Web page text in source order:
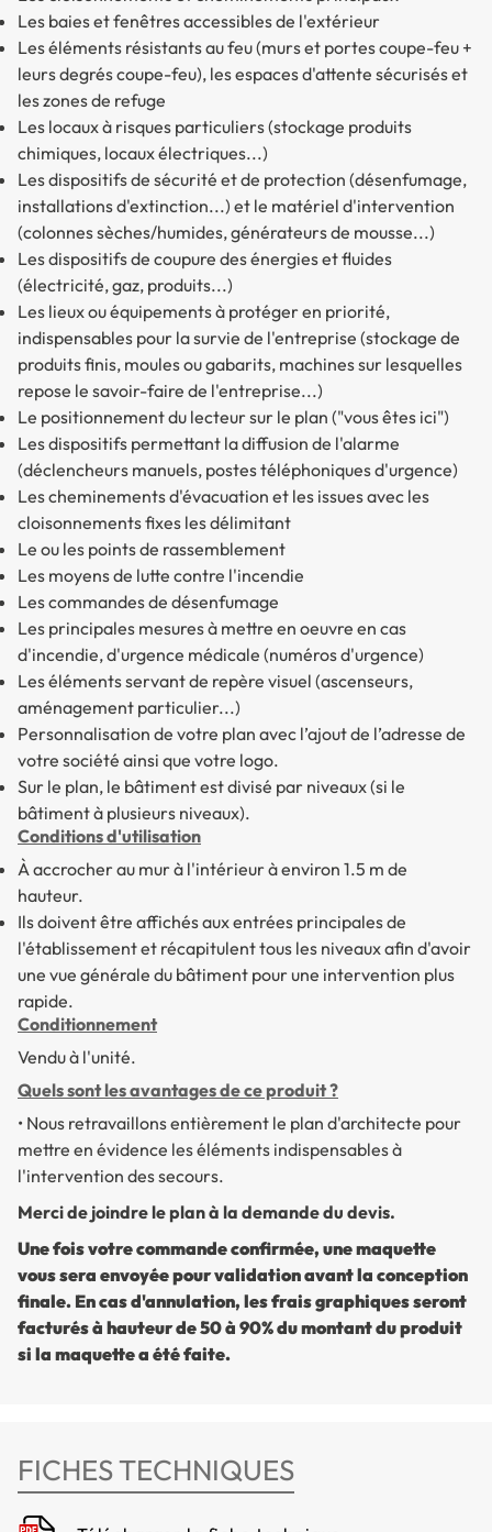
Les baies et fenêtres accessibles de l'extérieur
Les éléments résistants au feu (murs et portes coupe-feu +
leurs degrés coupe-feu), les espaces d'attente sécurisés et
les zones de refuge
Les locaux à risques particuliers (stockage produits
chimiques, locaux électriques...)
Les dispositifs de sécurité et de protection (désenfumage,
installations d'extinction...) et le matériel d'intervention
(colonnes sèches/humides, générateurs de mousse...)
Les dispositifs de coupure des énergies et fluides
(électricité, gaz, produits...)
Les lieux ou équipements à protéger en priorité,
indispensables pour la survie de l'entreprise (stockage de
produits finis, moules ou gabarits, machines sur lesquelles
repose le savoir-faire de l'entreprise...)
Le positionnement du lecteur sur le plan ("vous êtes ici")
Les dispositifs permettant la diffusion de l'alarme
(déclencheurs manuels, postes téléphoniques d'urgence)
Les cheminements d'évacuation et les issues avec les
cloisonnements fixes les délimitant
Le ou les points de rassemblement
Les moyens de lutte contre l'incendie
Les commandes de désenfumage
Les principales mesures à mettre en oeuvre en cas
d'incendie, d'urgence médicale (numéros d'urgence)
Les éléments servant de repère visuel (ascenseurs,
aménagement particulier...)
Personnalisation de votre plan avec l’ajout de l’adresse de
votre société ainsi que votre logo.
Sur le plan, le bâtiment est divisé par niveaux (si le
bâtiment à plusieurs niveaux).
Conditions d'utilisation
À accrocher au mur à l'intérieur à environ 1.5 m de
hauteur.
Ils doivent être affichés aux entrées principales de
l'établissement et récapitulent tous les niveaux afin d'avoir
une vue générale du bâtiment pour une intervention plus
rapide.
Conditionnement
Vendu à l'unité.
Quels sont les avantages de ce produit ?
• Nous retravaillons entièrement le plan d'architecte pour
mettre en évidence les éléments indispensables à
l'intervention des secours.
Merci de joindre le plan à la demande du devis.
Une fois votre commande confirmée, une maquette
vous sera envoyée pour validation avant la conception
finale. En cas d'annulation, les frais graphiques seront
facturés à hauteur de 50 à 90% du montant du produit
si la maquette a été faite.
FICHES TECHNIQUES